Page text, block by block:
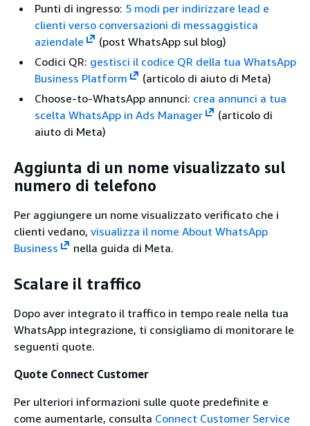
Punti di ingresso: 5 modi per indirizzare lead e
clienti verso conversazioni di messaggistica
aziendale
(post WhatsApp sul blog)
Codici QR: gestisci il codice QR della tua WhatsApp
Business Platform
(articolo di aiuto di Meta)
Choose-to-WhatsApp annunci: crea annunci a tua
scelta WhatsApp in Ads Manager
(articolo di
aiuto di Meta)
Aggiunta di un nome visualizzato sul
numero di telefono
Per aggiungere un nome visualizzato verificato che i
clienti vedano, visualizza il nome About WhatsApp
Business
nella guida di Meta.
Scalare il traffico
Dopo aver integrato il traffico in tempo reale nella tua
WhatsApp integrazione, ti consigliamo di monitorare le
seguenti quote.
Quote Connect Customer
Per ulteriori informazioni sulle quote predefinite e
come aumentarle, consulta Connect Customer Service